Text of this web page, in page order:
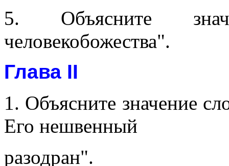
5. Объясните
человекобожества".
Глава II
1. Объясните значение
Его нешвенный
разодран".